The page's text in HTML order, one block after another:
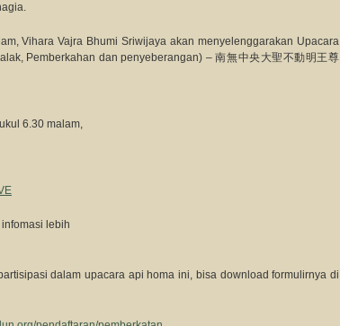
Vihara Vajra Bhumi Sriwijaya akan menyelenggarakan Upacara
Pemberkahan dan penyeberangan) – 南無中央大聖不動明王尊
6.30 malam,
lebih
dalam upacara api homa ini, bisa download formulirnya di